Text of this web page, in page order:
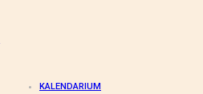
KALENDARIUM